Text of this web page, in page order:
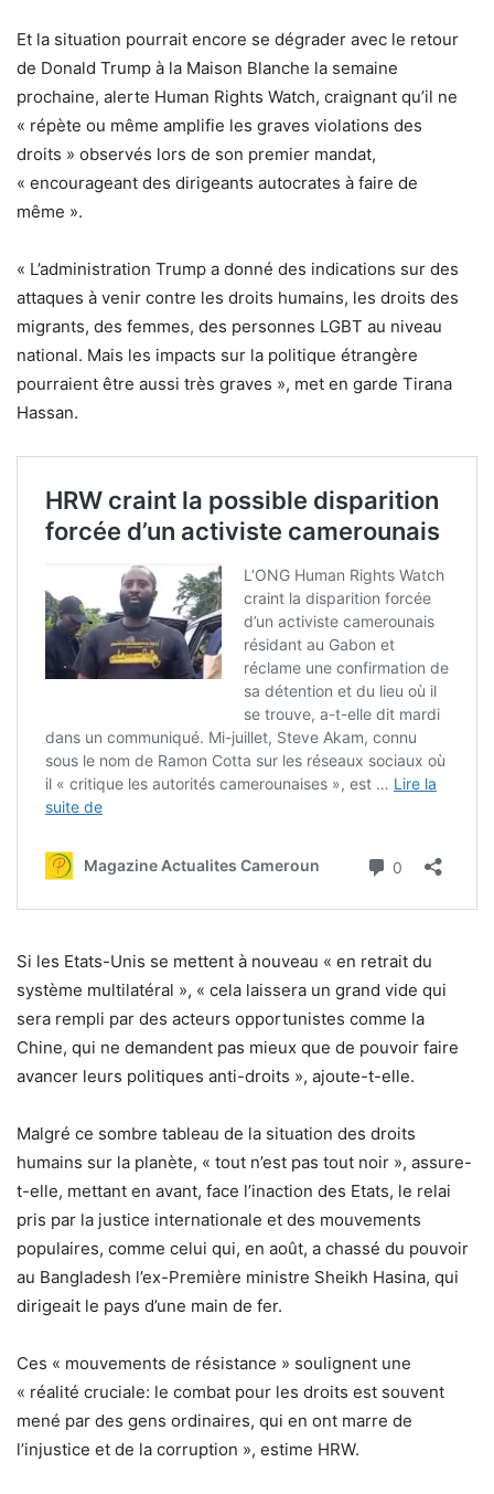
Et la situation pourrait encore se dégrader avec le retour
de Donald Trump à la Maison Blanche la semaine
prochaine, alerte Human Rights Watch, craignant qu’il ne
« répète ou même amplifie les graves violations des
droits » observés lors de son premier mandat,
« encourageant des dirigeants autocrates à faire de
même ».
« L’administration Trump a donné des indications sur des
attaques à venir contre les droits humains, les droits des
migrants, des femmes, des personnes LGBT au niveau
national. Mais les impacts sur la politique étrangère
pourraient être aussi très graves », met en garde Tirana
Hassan.
Si les Etats-Unis se mettent à nouveau « en retrait du
système multilatéral », « cela laissera un grand vide qui
sera rempli par des acteurs opportunistes comme la
Chine, qui ne demandent pas mieux que de pouvoir faire
avancer leurs politiques anti-droits », ajoute-t-elle.
Malgré ce sombre tableau de la situation des droits
humains sur la planète, « tout n’est pas tout noir », assure-
t-elle, mettant en avant, face l’inaction des Etats, le relai
pris par la justice internationale et des mouvements
populaires, comme celui qui, en août, a chassé du pouvoir
au Bangladesh l’ex-Première ministre Sheikh Hasina, qui
dirigeait le pays d’une main de fer.
Ces « mouvements de résistance » soulignent une
« réalité cruciale: le combat pour les droits est souvent
mené par des gens ordinaires, qui en ont marre de
l’injustice et de la corruption », estime HRW.